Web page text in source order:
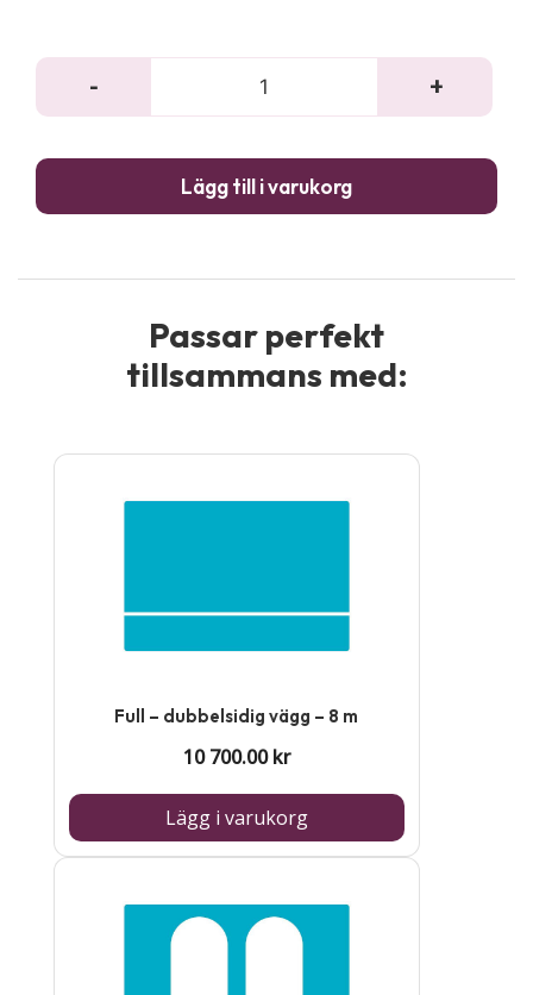
-
4
+
Lägg till i varukorg
Passar perfekt
tillsammans med:
Full – dubbelsidig vägg – 8 m
10 700.00kr
Lägg i varukorg